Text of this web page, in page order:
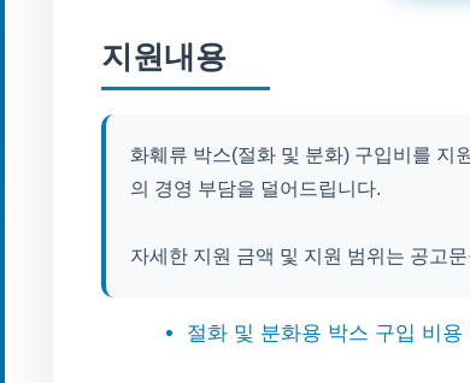
지원내용
화훼류 박스(절화 및 분화) 구입비를 지
의 경영 부담을 덜어드립니다.
자세한 지원 금액 및 지원 범위는 공고
절화 및 분화용 박스 구입 비용